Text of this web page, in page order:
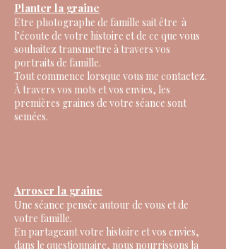
Planter la graine
Etre photographe de famille sait être à
l’écoute de votre histoire et de ce que vous
souhaitez transmettre à travers vos
portraits de famille.
Tout commence lorsque vous me contactez.
À travers vos mots et vos envies, les
premières graines de votre séance sont
semées.
Arroser la graine
Une séance pensée autour de vous et de
votre famille.
En partageant votre histoire et vos envies,
dans le questionnaire, nous nourrissons la